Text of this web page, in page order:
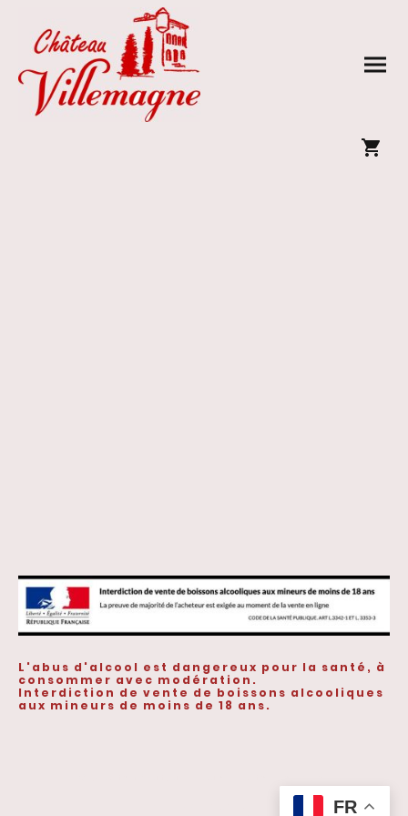
L'abus d'alcool est dangereux pour la santé, à
consommer avec modération.
Interdiction de vente de boissons alcooliques
aux mineurs de moins de 18 ans.
FR